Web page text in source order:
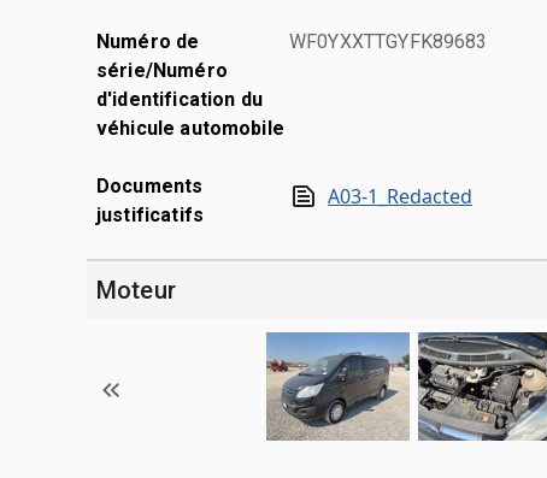
Numéro de
série/Numéro
d'identification du
véhicule automobile
WF0YXXTTGYFK89683
Documents
justificatifs
A03-1_Redacted
Moteur